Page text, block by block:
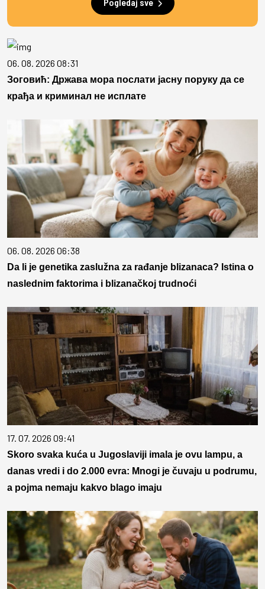
06. 08. 2026 08:31
Зоговић: Држава мора послати јасну поруку да се
крађа и криминал не исплате
06. 08. 2026 06:38
Da li je genetika zaslužna za rađanje blizanaca? Istina o
naslednim faktorima i blizanačkoj trudnoći
17. 07. 2026 09:41
Skoro svaka kuća u Jugoslaviji imala je ovu lampu, a
danas vredi i do 2.000 evra: Mnogi je čuvaju u podrumu,
a pojma nemaju kakvo blago imaju